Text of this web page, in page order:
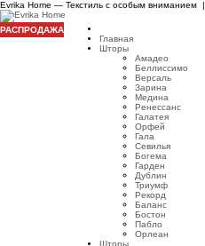
Evrika Home — Текстиль с особым вниманием |
Главная
Шторы
Амадео
Беллиссимо
Версаль
Зарина
Медина
Ренессанс
Галатея
Орфей
Гала
Севилья
Богема
Гарден
Дублин
Триумф
Рекорд
Баланс
Бостон
Пабло
Орлеан
Шторы
РАСПРОДАЖА